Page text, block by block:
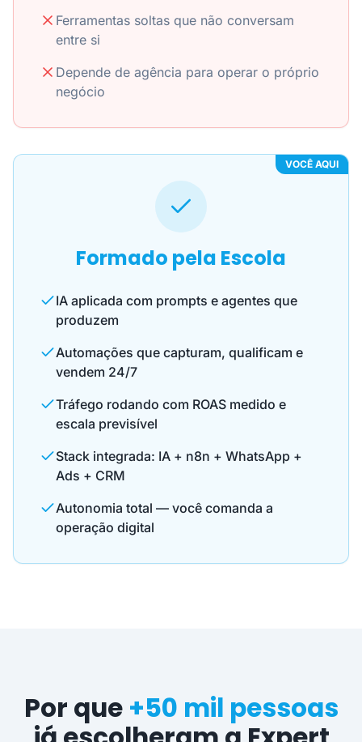
Ferramentas soltas que não conversam
entre si
Depende de agência para operar o próprio
negócio
VOCÊ AQUI
Formado pela Escola
IA aplicada com prompts e agentes que
produzem
Automações que capturam, qualificam e
vendem 24/7
Tráfego rodando com ROAS medido e
escala previsível
Stack integrada: IA + n8n + WhatsApp +
Ads + CRM
Autonomia total — você comanda a
operação digital
Por que +50 mil pessoas